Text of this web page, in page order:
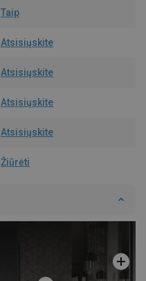
Taip
Atsisiųskite
Atsisiųskite
Atsisiųskite
Atsisiųskite
Žiūrėti